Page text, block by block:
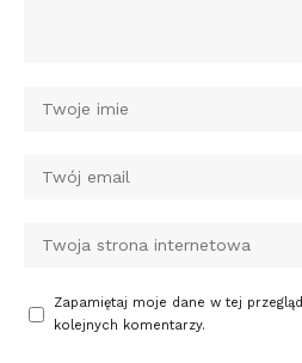
Zapamiętaj moje dane w tej
kolejnych komentarzy.